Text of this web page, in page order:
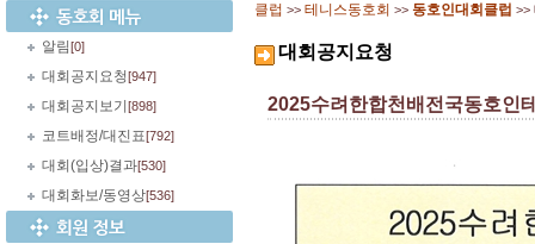
알림[0]
대회공지요청[947]
대회공지보기 [898]
코트배정/대진표[792]
대회(입상)결과[530]
대회화보/동영상[536]
클럽 >> 테니스동호회 >> 동호인대회클럽 >>
대회공지요청
2025수려한합천배전국동호인